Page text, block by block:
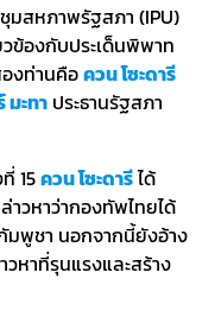
มสหภาพรัฐสภา (IPU)
วข้องกับประเด็นพิพาท
งท่านคือควน โซะดารี
มะทา ประธานรัฐสภา
15ควน โซะดารีได้
วหาว่ากองทัพไทยได้
มพูชา นอกจากนี้ยังอ้าง
วหาที่รุนแรงและสร้าง